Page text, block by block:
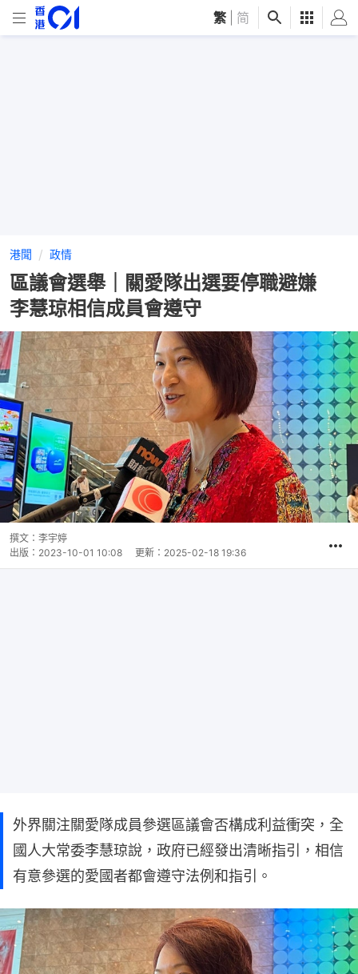
繁 简
港聞 政情
區議會選舉｜關愛隊出選要停職避嫌
李慧琼相信成員會遵守
撰文： 李宇婷
出版： 2023-10-01 10:08 更新： 2025-02-18 19:36
外界關注關愛隊成員參選區議會否構成利益衝突，全
國人大常委李慧琼說，政府已經發出清晰指引，相信
有意參選的愛國者都會遵守法例和指引。